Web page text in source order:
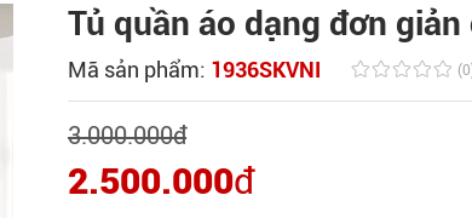
Giải pháp
Tủ quần áo dạng đơn
Mã sản phẩm: 1936SKVNI
3.000.000đ
2.500.000đ